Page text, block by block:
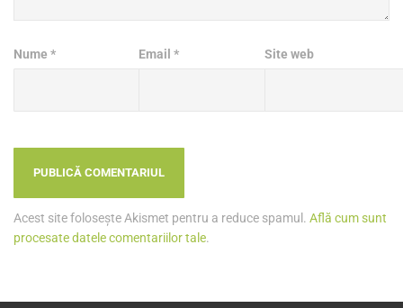
Nume * Email* Site web
Acest site folosește Akismet pentru a reduce spamul. Află cum sunt
procesate datele comentariilor tale.